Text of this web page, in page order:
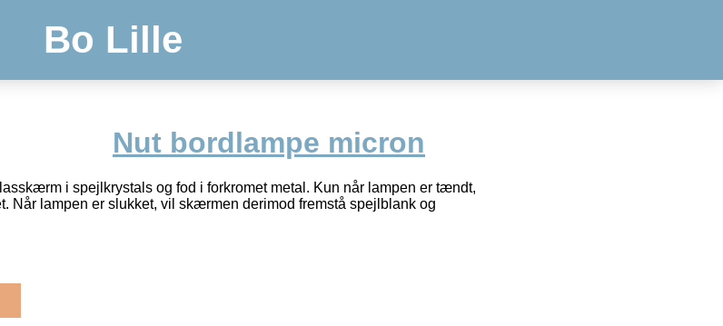
Bo Lille
Nut bordlampe micron
i spejlkrystals og fod i forkromet metal. Kun når lampen er tændt,
Når lampen er slukket, vil skærmen derimod fremstå spejlblank og